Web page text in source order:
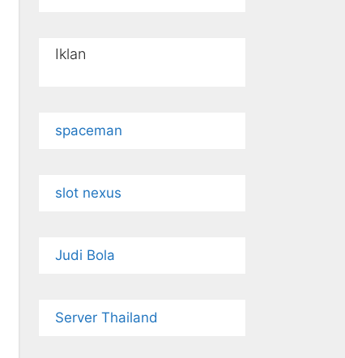
Iklan
spaceman
slot nexus
Judi Bola
Server Thailand